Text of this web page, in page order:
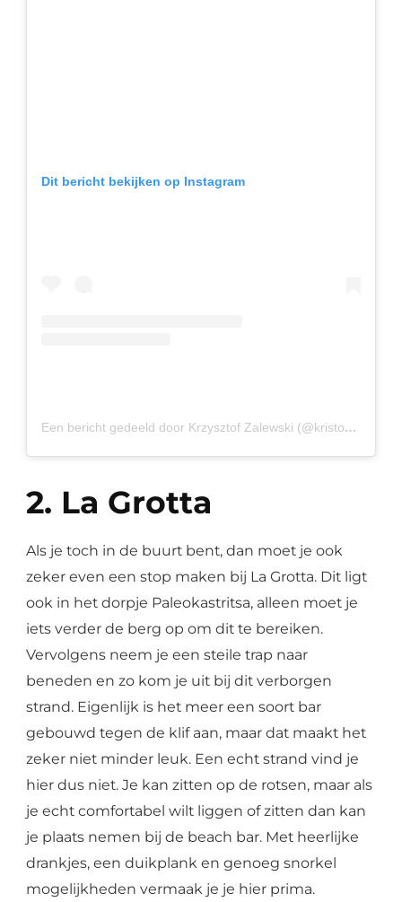
Dit bericht bekijken op Instagram
Een bericht gedeeld door Krzysztof Zalewski (@kristodreamer)
2. La Grotta
Als je toch in de buurt bent, dan moet je ook
zeker even een stop maken bij La Grotta. Dit ligt
ook in het dorpje Paleokastritsa, alleen moet je
iets verder de berg op om dit te bereiken.
Vervolgens neem je een steile trap naar
beneden en zo kom je uit bij dit verborgen
strand. Eigenlijk is het meer een soort bar
gebouwd tegen de klif aan, maar dat maakt het
zeker niet minder leuk. Een echt strand vind je
hier dus niet. Je kan zitten op de rotsen, maar als
je echt comfortabel wilt liggen of zitten dan kan
je plaats nemen bij de beach bar. Met heerlijke
drankjes, een duikplank en genoeg snorkel
mogelijkheden vermaak je je hier prima.